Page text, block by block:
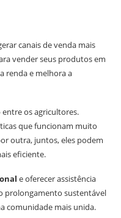
canais de venda mais
vender seus produtos em
renda e melhora a
os agricultores.
que funcionam muito
outra, juntos, eles podem
eficiente.
e oferecer assistência
prolongamento sustentável
comunidade mais unida.